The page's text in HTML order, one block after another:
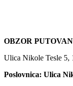
OBZOR
Ulica Nikole Tesle 5,
Poslovnica: Ulica